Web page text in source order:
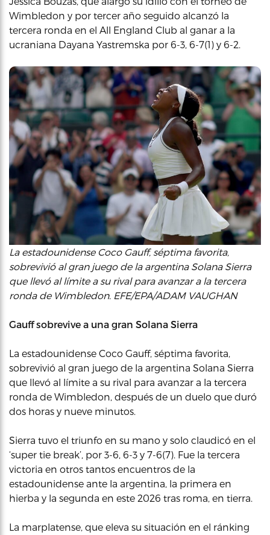
Wimbledon y por tercer año seguido alcanzó la
tercera ronda en el All England Club al ganar a la
ucraniana Dayana Yastremska por 6-3, 6-7(1) y 6-2.
La estadounidense Coco Gauff, séptima favorita,
sobrevivió al gran juego de la argentina Solana Sierra
que llevó al límite a su rival para avanzar a la tercera
ronda de Wimbledon. EFE/EPA/ADAM VAUGHAN
Gauff sobrevive a una gran Solana Sierra
La estadounidense Coco Gauff, séptima favorita,
sobrevivió al gran juego de la argentina Solana Sierra
que llevó al límite a su rival para avanzar a la tercera
ronda de Wimbledon, después de un duelo que duró
dos horas y nueve minutos.
Sierra tuvo el triunfo en su mano y solo claudicó en el
‘super tie break’, por 3-6, 6-3 y 7-6(7). Fue la tercera
victoria en otros tantos encuentros de la
estadounidense ante la argentina, la primera en
hierba y la segunda en este 2026 tras roma, en tierra.
La marplatense, que eleva su situación en el ránking